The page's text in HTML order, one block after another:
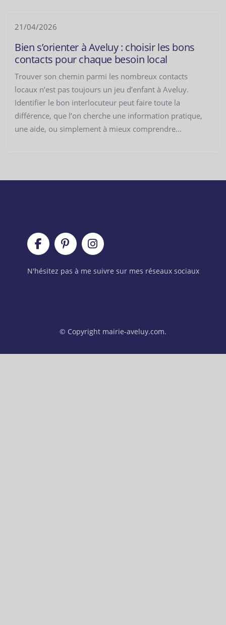
21/04/2026
Bien s’orienter à Aveluy : choisir les bons
contacts pour chaque besoin local
Trouver son chemin parmi les nombreux contacts
locaux n’est pas toujours un jeu d’enfant à Aveluy.
Identifier le bon interlocuteur peut faire toute la
différence, que l’on cherche une information pratique,
une aide, ou simplement à mieux comprendre...
N'hésitez pas à me suivre sur mes réseaux sociaux
© Copyright mairie-aveluy.com.